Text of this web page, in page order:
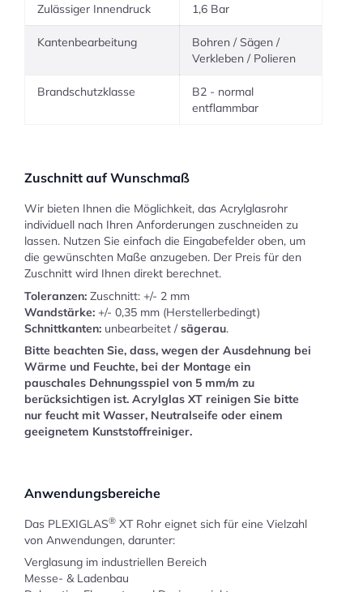
Zulässiger Innendruck 1,6 Bar
Kantenbearbeitung
Bohren / Sägen /
Verkleben / Polieren
Brandschutzklasse
B2 - normal
entflammbar
Zuschnitt auf Wunschmaß
Wir bieten Ihnen die Möglichkeit, das Acrylglasrohr
individuell nach Ihren Anforderungen zuschneiden zu
lassen. Nutzen Sie einfach die Eingabefelder oben, um
die gewünschten Maße anzugeben. Der Preis für den
Zuschnitt wird Ihnen direkt berechnet.
Toleranzen: Zuschnitt: +/- 2 mm
Wandstärke: +/- 0,35 mm (Herstellerbedingt)
Schnittkanten: unbearbeitet / sägerau.
Bitte beachten Sie, dass, wegen der Ausdehnung bei
Wärme und Feuchte, bei der Montage ein
pauschales Dehnungsspiel von 5 mm/m zu
berücksichtigen ist. Acrylglas XT reinigen Sie bitte
nur feucht mit Wasser, Neutralseife oder einem
geeignetem Kunststoffreiniger.
Anwendungsbereiche
Das PLEXIGLAS® XT Rohr eignet sich für eine Vielzahl
von Anwendungen, darunter:
Verglasung im industriellen Bereich
Messe- & Ladenbau